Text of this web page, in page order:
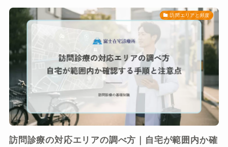
訪問エリアと頻度
訪問診療の対応エリアの調べ方｜自宅が範囲内か確